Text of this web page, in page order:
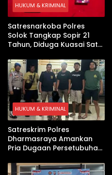
HUKUM & KRIMINAL
Satresnarkoba Polres
Solok Tangkap Sopir 21
Tahun, Diduga Kuasai Satu
HUKUM & KRIMINAL
Satreskrim Polres
Dharmasraya Amankan
Pria Dugaan Persetubuhan